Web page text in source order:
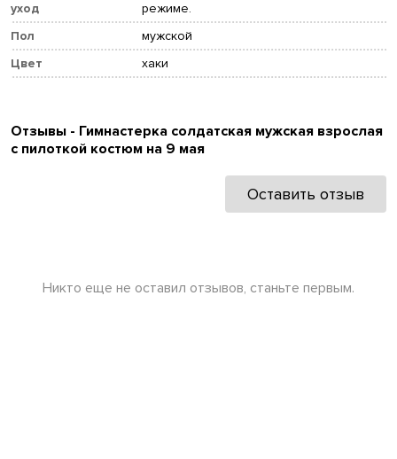
уход
режиме.
Пол
мужской
Цвет
хаки
Отзывы - Гимнастерка солдатская мужская взрослая
с пилоткой костюм на 9 мая
Оставить отзыв
Никто еще не оставил отзывов, станьте первым.